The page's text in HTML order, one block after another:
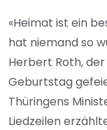
«Heimat ist ein
hat niemand so
Herbert Roth, der
Geburtstag
Thüringens
Liedzeilen